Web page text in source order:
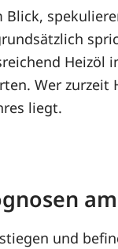
Wer zurzeit
liegt.
und